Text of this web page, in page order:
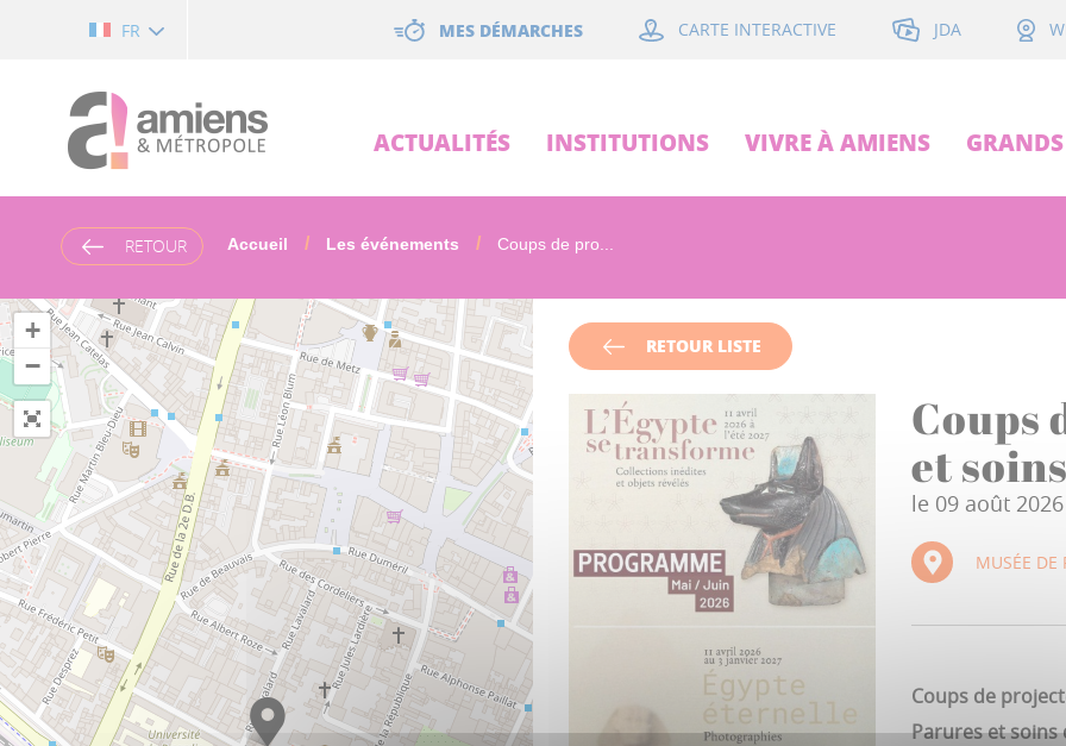
FR MES DÉMARCHES CARTE INTERACTIVE JDA
ACTUALITÉS INSTITUTIONS VIVRE À AMIENS
RETOUR Accueil Les événements Coups de pro...
+
−
RETOUR LISTE
Coups
et
le 09 août 2026
MUSÉE DE
Coups de
Parures et soins